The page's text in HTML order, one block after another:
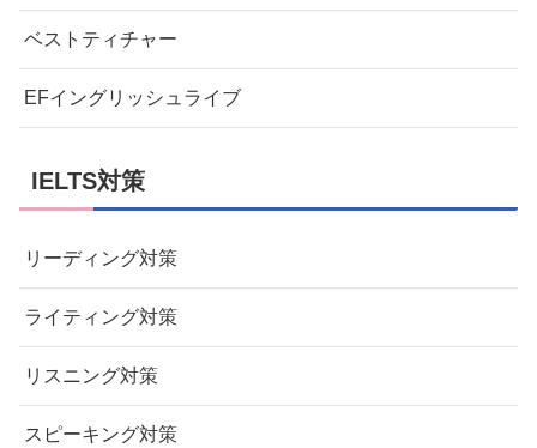
ベストティチャー
EFイングリッシュライブ
IELTS対策
リーディング対策
ライティング対策
リスニング対策
スピーキング対策